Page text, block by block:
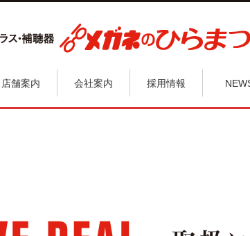
店舗案内 会社案内 採用情報